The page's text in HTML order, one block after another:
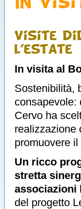
Visite
l’estate
In visita al
Sostenibilità,
consapevole:
Cervo ha
realizzazione
promuovere
Un ricco
stretta
associazioni
del progetto